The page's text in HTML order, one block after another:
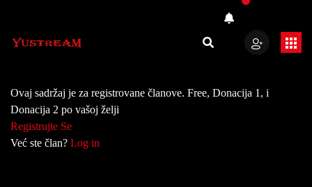
Ovaj sadržaj je za registrovane članove. Free, Donacija 1, i
Donacija 2 po vašoj želji
Registrujte Se
Već ste član? Log in